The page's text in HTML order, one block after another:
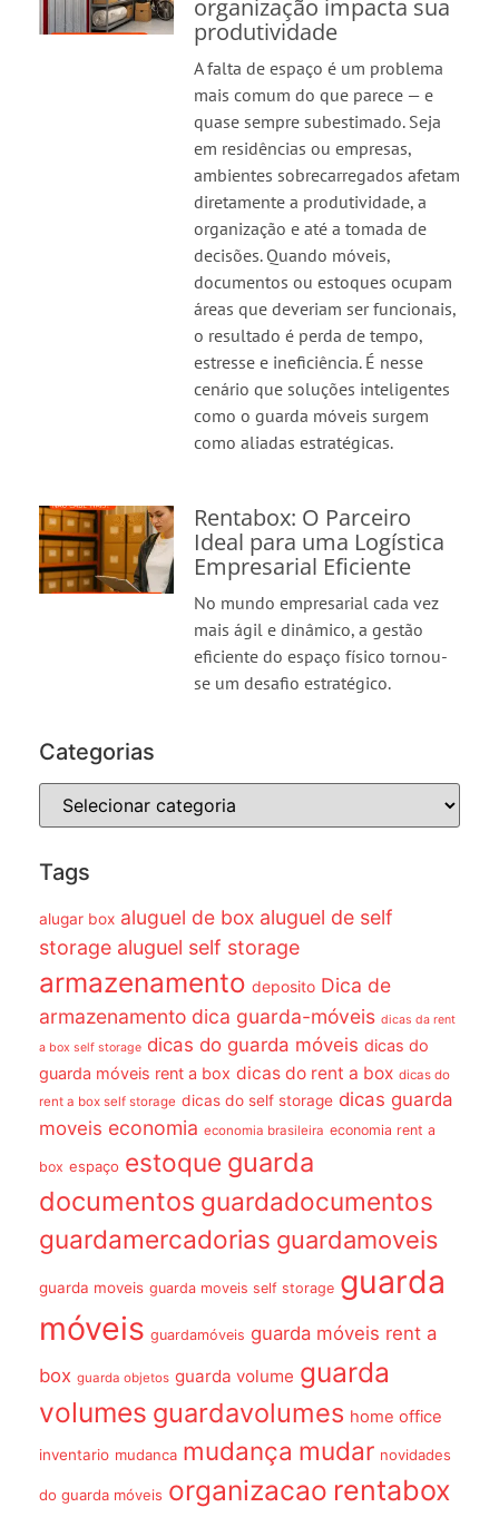
organização impacta sua
produtividade
A falta de espaço é um problema
mais comum do que parece — e
quase sempre subestimado. Seja
em residências ou empresas,
ambientes sobrecarregados afetam
diretamente a produtividade, a
organização e até a tomada de
decisões. Quando móveis,
documentos ou estoques ocupam
áreas que deveriam ser funcionais,
o resultado é perda de tempo,
estresse e ineficiência. É nesse
cenário que soluções inteligentes
como o guarda móveis surgem
como aliadas estratégicas.
Rentabox: O Parceiro
Ideal para uma Logística
Empresarial Eficiente
No mundo empresarial cada vez
mais ágil e dinâmico, a gestão
eficiente do espaço físico tornou-
se um desafio estratégico.
Categorias
Tags
alugar box aluguel de box aluguel de self
storage aluguel self storage
armazenamento deposito Dica de
armazenamento dica guarda-móveis dicas da rent
a box self storage dicas do guarda móveis dicas do
guarda móveis rent a box dicas do rent a box dicas do
rent a box self storage dicas do self storage dicas guarda
moveis economia economia brasileira economia rent a
box espaço estoque guarda
documentos guardadocumentos
guardamercadorias guardamoveis
guarda moveis guarda moveis self storage guarda
móveis guardamóveis guarda móveis rent a
box guarda objetos guarda volume guarda
volumes guardavolumes home office
inventario mudanca mudança mudar novidades
do guarda móveis organizacao rentabox